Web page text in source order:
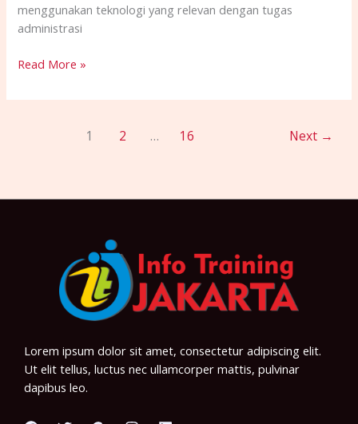
menggunakan teknologi yang relevan dengan tugas
administrasi
Read More »
1 2 … 16 Next →
Lorem ipsum dolor sit amet, consectetur adipiscing elit.
Ut elit tellus, luctus nec ullamcorper mattis, pulvinar
dapibus leo.